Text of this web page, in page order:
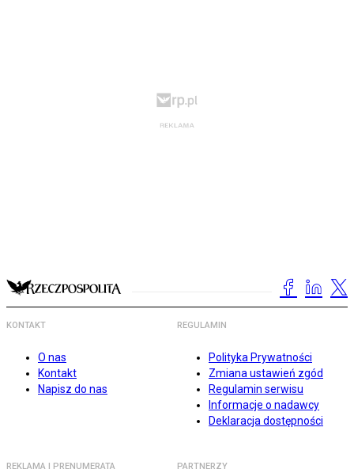
KONTAKT
O nas
Kontakt
Napisz do nas
REGULAMIN
Polityka Prywatności
Zmiana ustawień zgód
Regulamin serwisu
Informacje o nadawcy
Deklaracja dostępności
REKLAMA I PRENUMERATA PARTNERZY